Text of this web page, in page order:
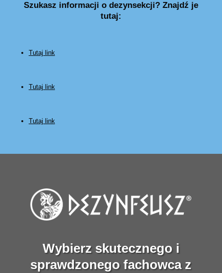
Szukasz informacji o dezynsekcji? Znajdź je
tutaj:
Tutaj link
Tutaj link
Tutaj link
Wybierz skutecznego i
sprawdzonego fachowca z